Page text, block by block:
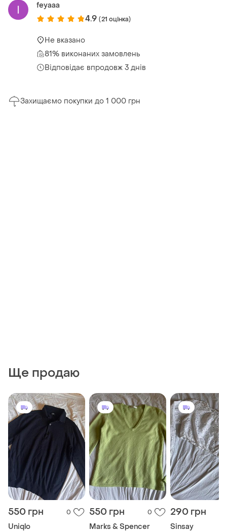
feyaaa
4.9 (21 оцінка)
Не вказано
81% виконаних замовлень
Відповідає впродовж 3 днів
Захищаємо покупки до 1 000 грн
Ще продаю
550 грн 0
Uniqlo
550 грн 0
Marks & Spencer
290 грн
Sinsay